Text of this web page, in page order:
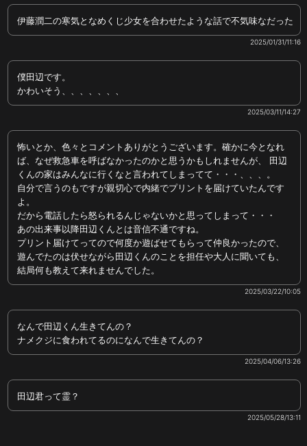
伊藤潤二の寒気となめくじ少女を合わせたような話で不気味なだった
2025/01/31/11:16
僕田辺です。
かわいそう、、、、、、、
2025/03/11/14:27
怖いとか、色々とコメントありがとうございます。確かに今となれ
ば、なぜ救急車を呼ばなかったのかと思うかもしれませんが、 田辺
くんの家はみんなに行くなと言われてしまってて・・・、、、。
自分で言うのもですが親切心で内緒でプリントを届けていたんです
よ。
だから電話したら怒られるんじゃないかと思ってしまって・・・
あの出来事以降田辺くんとは音信不通ですね。
プリント届けてってので何度か遊ばせてもらって仲良かったので、
遊んでたのは伏せながら田辺くんのことを担任や大人に聞いても、
結局何も教えて来れませんでした。
2025/03/22/10:05
なんで田辺くん生きてんの？
ナメクジに食われてるのになんで生きてんの？
2025/04/06/13:26
田辺君って霊？
2025/05/28/13:11